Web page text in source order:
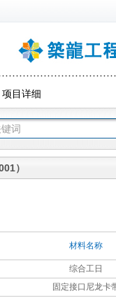
项目详细
）
材料名称
综合工日
固定接口尼龙卡